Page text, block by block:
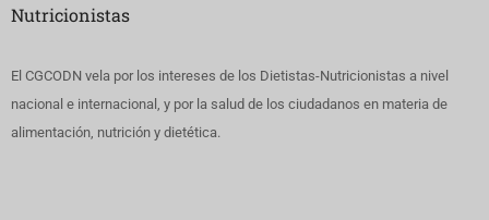
Nutricionistas
El CGCODN vela por los intereses de los Dietistas-Nutricionistas a nivel
nacional e internacional, y por la salud de los ciudadanos en materia de
alimentación, nutrición y dietética.